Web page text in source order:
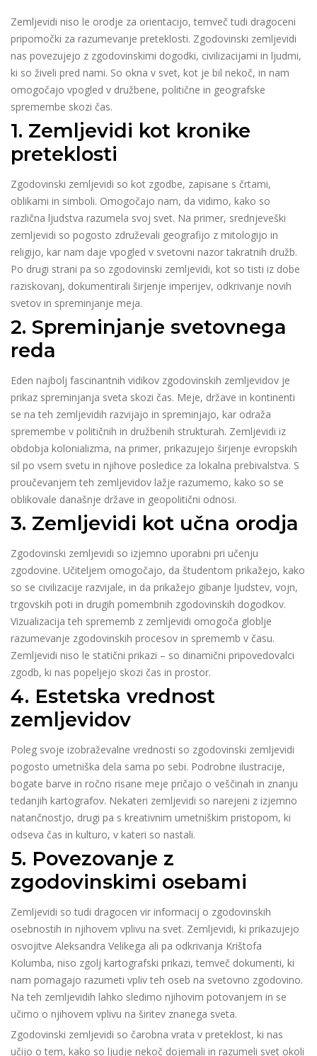
Zemljevidi niso le orodje za orientacijo, temveč tudi dragoceni
pripomočki za razumevanje preteklosti. Zgodovinski zemljevidi
nas povezujejo z zgodovinskimi dogodki, civilizacijami in ljudmi,
ki so živeli pred nami. So okna v svet, kot je bil nekoč, in nam
omogočajo vpogled v družbene, politične in geografske
spremembe skozi čas.
1. Zemljevidi kot kronike
preteklosti
Zgodovinski zemljevidi so kot zgodbe, zapisane s črtami,
oblikami in simboli. Omogočajo nam, da vidimo, kako so
različna ljudstva razumela svoj svet. Na primer, srednjeveški
zemljevidi so pogosto združevali geografijo z mitologijo in
religijo, kar nam daje vpogled v svetovni nazor takratnih družb.
Po drugi strani pa so zgodovinski zemljevidi, kot so tisti iz dobe
raziskovanj, dokumentirali širjenje imperijev, odkrivanje novih
svetov in spreminjanje meja.
2. Spreminjanje svetovnega
reda
Eden najbolj fascinantnih vidikov zgodovinskih zemljevidov je
prikaz spreminjanja sveta skozi čas. Meje, države in kontinenti
se na teh zemljevidih razvijajo in spreminjajo, kar odraža
spremembe v političnih in družbenih strukturah. Zemljevidi iz
obdobja kolonializma, na primer, prikazujejo širjenje evropskih
sil po vsem svetu in njihove posledice za lokalna prebivalstva. S
proučevanjem teh zemljevidov lažje razumemo, kako so se
oblikovale današnje države in geopolitični odnosi.
3. Zemljevidi kot učna orodja
Zgodovinski zemljevidi so izjemno uporabni pri učenju
zgodovine. Učiteljem omogočajo, da študentom prikažejo, kako
so se civilizacije razvijale, in da prikažejo gibanje ljudstev, vojn,
trgovskih poti in drugih pomembnih zgodovinskih dogodkov.
Vizualizacija teh sprememb z zemljevidi omogoča globlje
razumevanje zgodovinskih procesov in sprememb v času.
Zemljevidi niso le statični prikazi – so dinamični pripovedovalci
zgodb, ki nas popeljejo skozi čas in prostor.
4. Estetska vrednost
zemljevidov
Poleg svoje izobraževalne vrednosti so zgodovinski zemljevidi
pogosto umetniška dela sama po sebi. Podrobne ilustracije,
bogate barve in ročno risane meje pričajo o veščinah in znanju
tedanjih kartografov. Nekateri zemljevidi so narejeni z izjemno
natančnostjo, drugi pa s kreativnim umetniškim pristopom, ki
odseva čas in kulturo, v kateri so nastali.
5. Povezovanje z
zgodovinskimi osebami
Zemljevidi so tudi dragocen vir informacij o zgodovinskih
osebnostih in njihovem vplivu na svet. Zemljevidi, ki prikazujejo
osvojitve Aleksandra Velikega ali pa odkrivanja Krištofa
Kolumba, niso zgolj kartografski prikazi, temveč dokumenti, ki
nam pomagajo razumeti vpliv teh oseb na svetovno zgodovino.
Na teh zemljevidih lahko sledimo njihovim potovanjem in se
učimo o njihovem vplivu na širitev znanega sveta.
Zgodovinski zemljevidi so čarobna vrata v preteklost, ki nas
učijo o tem, kako so ljudje nekoč dojemali in razumeli svet okoli